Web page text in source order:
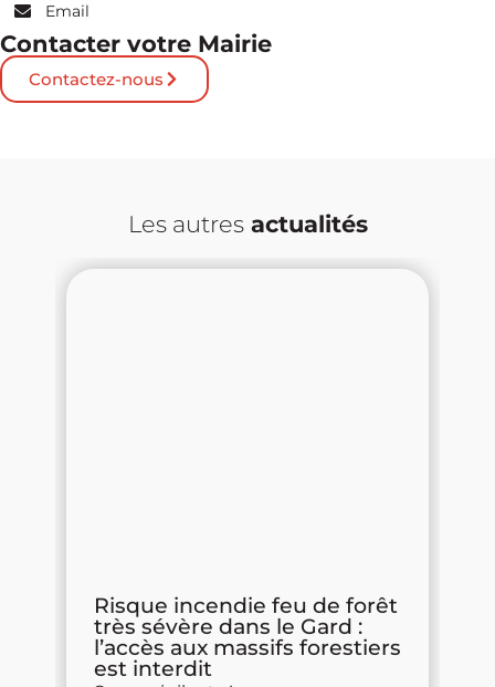
Email
Contacter votre Mairie
Contactez-nous
Les autresactualités
Risque incendie feu de forêt
très sévère dans le Gard :
l’accès aux massifs forestiers
est interdit